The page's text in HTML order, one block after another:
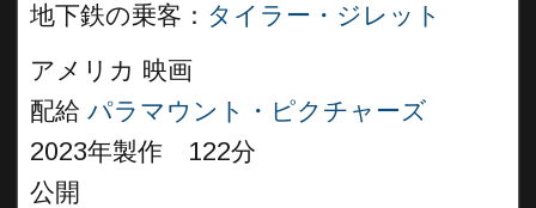
地下鉄の乗客： タイラー・ジレット
アメリカ 映画
配給 パラマウント・ピクチャーズ
2023年製作 122分
公開